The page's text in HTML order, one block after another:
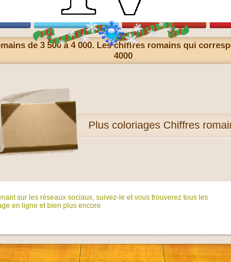
de 3 500 à 4 000. Les chiffres romains qui
4000
Plus coloriages Chiffres
sur ​​les réseaux sociaux, suivez-le et vous trouverez tous les
en ligne et bien plus encore